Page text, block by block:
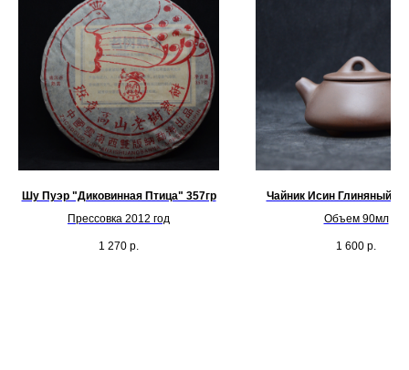
Шу Пуэр "Диковинная Птица" 357гр
Прессовка 2012 год
1 270 р.
Чайник Исин Глиняный
Объем 90мл
1 600 р.